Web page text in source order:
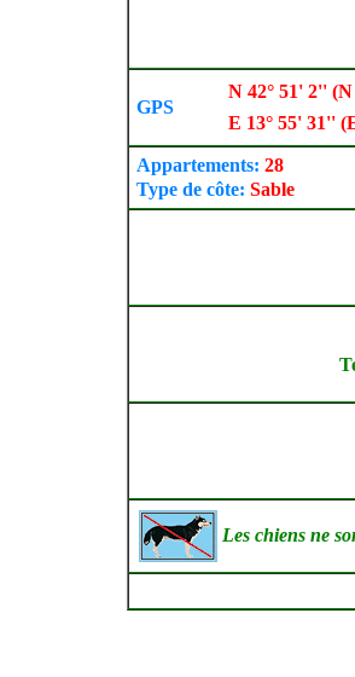
GPS
N 42° 51' 2'' (N
E 13° 55' 31''
Appartements: 28
Type de côte: Sable
Les chiens ne